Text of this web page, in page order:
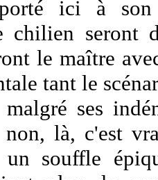
ici à son
chilien seront
le maître
tant le
malgré ses
là, c'est
un souffle